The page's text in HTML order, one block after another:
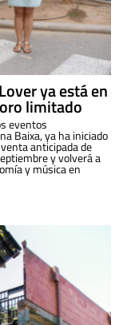
ya está en
limitado
eventos
Baixa, ya ha iniciado
anticipada de
y volverá a
y música en